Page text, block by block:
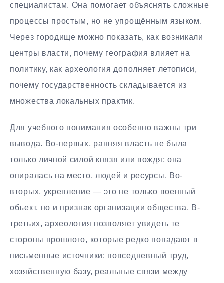
специалистам. Она помогает объяснять сложные
процессы простым, но не упрощённым языком.
Через городище можно показать, как возникали
центры власти, почему география влияет на
политику, как археология дополняет летописи,
почему государственность складывается из
множества локальных практик.
Для учебного понимания особенно важны три
вывода. Во-первых, ранняя власть не была
только личной силой князя или вождя; она
опиралась на место, людей и ресурсы. Во-
вторых, укрепление — это не только военный
объект, но и признак организации общества. В-
третьих, археология позволяет увидеть те
стороны прошлого, которые редко попадают в
письменные источники: повседневный труд,
хозяйственную базу, реальные связи между